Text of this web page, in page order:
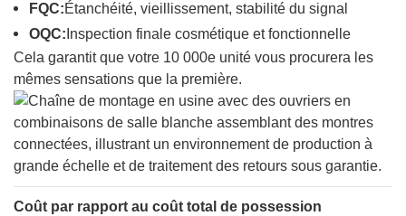
FQC:Étanchéité, vieillissement, stabilité du signal
OQC: Inspection finale cosmétique et fonctionnelle
Cela garantit que votre 10 000e unité vous procurera les
mêmes sensations que la première.
Coût par rapport au coût total de possession